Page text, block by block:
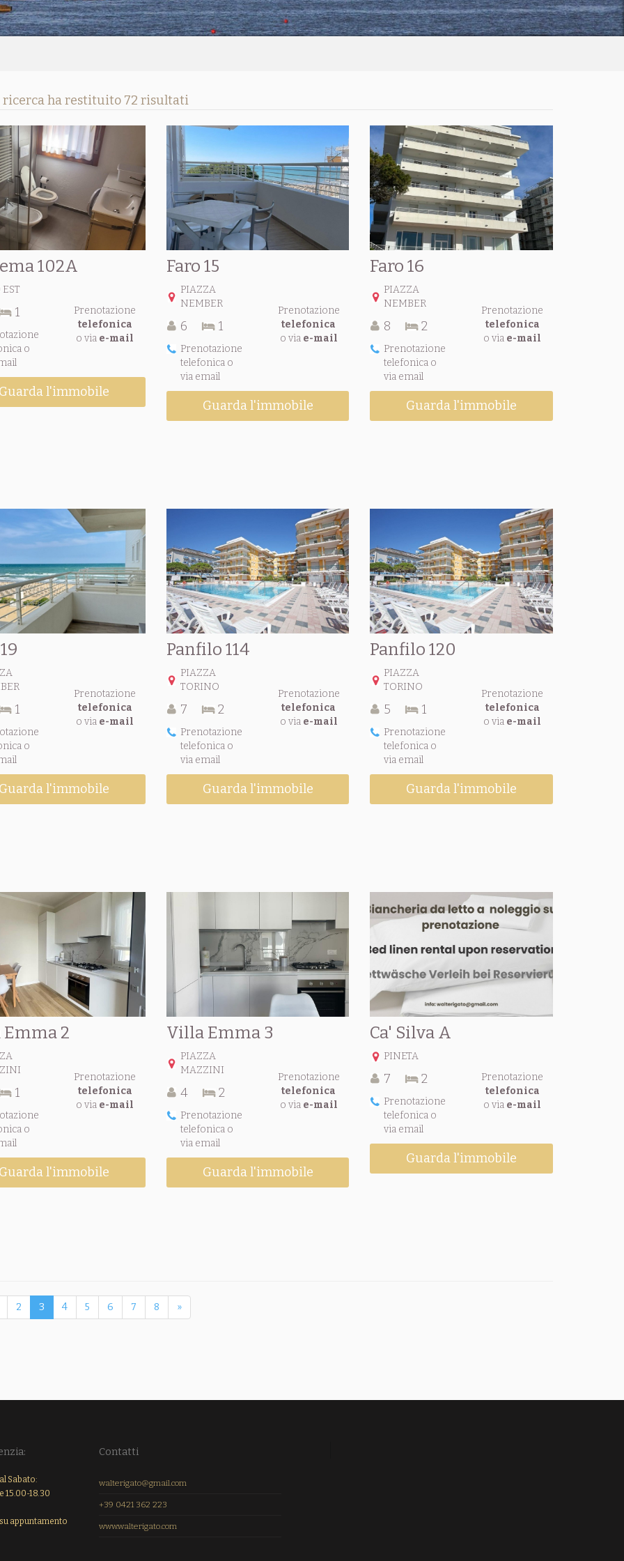
ricerca ha restituito 72 risultati
102A
1
o
Prenotazione
telefonica
o via e-mail
Guarda l'immobile
Faro 15
PIAZZA
NEMBER
6 1
Prenotazione
telefonica o
via email
Prenotazione
telefonica
o via e-mail
Guarda l'immobile
Faro 16
PIAZZA
NEMBER
8 2
Prenotazione
telefonica o
via email
Prenotazione
telefonica
o via e-mail
Guarda l'immobile
1
o
Prenotazione
telefonica
o via e-mail
Guarda l'immobile
Panfilo 114
PIAZZA
TORINO
7 2
Prenotazione
telefonica o
via email
Prenotazione
telefonica
o via e-mail
Guarda l'immobile
Panfilo 120
PIAZZA
TORINO
5 1
Prenotazione
telefonica o
via email
Prenotazione
telefonica
o via e-mail
Guarda l'immobile
2
1
o
Prenotazione
telefonica
o via e-mail
Guarda l'immobile
Villa Emma 3
PIAZZA
MAZZINI
4 2
Prenotazione
telefonica o
via email
Prenotazione
telefonica
o via e-mail
Guarda l'immobile
Ca' Silva A
PINETA
7 2
Prenotazione
telefonica o
via email
Prenotazione
telefonica
o via e-mail
Guarda l'immobile
2 3 4 5 6 7 8 »
Sabato:
15.00-18.30
appuntamento
Contatti
walterigato@gmail.com
+39 0421 362 223
www.walterigato.com